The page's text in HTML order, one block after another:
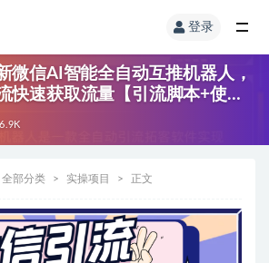
登录
微信AI智能全自动互推机器人，
快速获取流量【引流脚本+使用
全部分类 实操项目 正文